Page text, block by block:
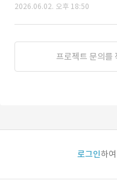
2026.06.02. 오후 18:50
프로젝트 문의를
로그인하